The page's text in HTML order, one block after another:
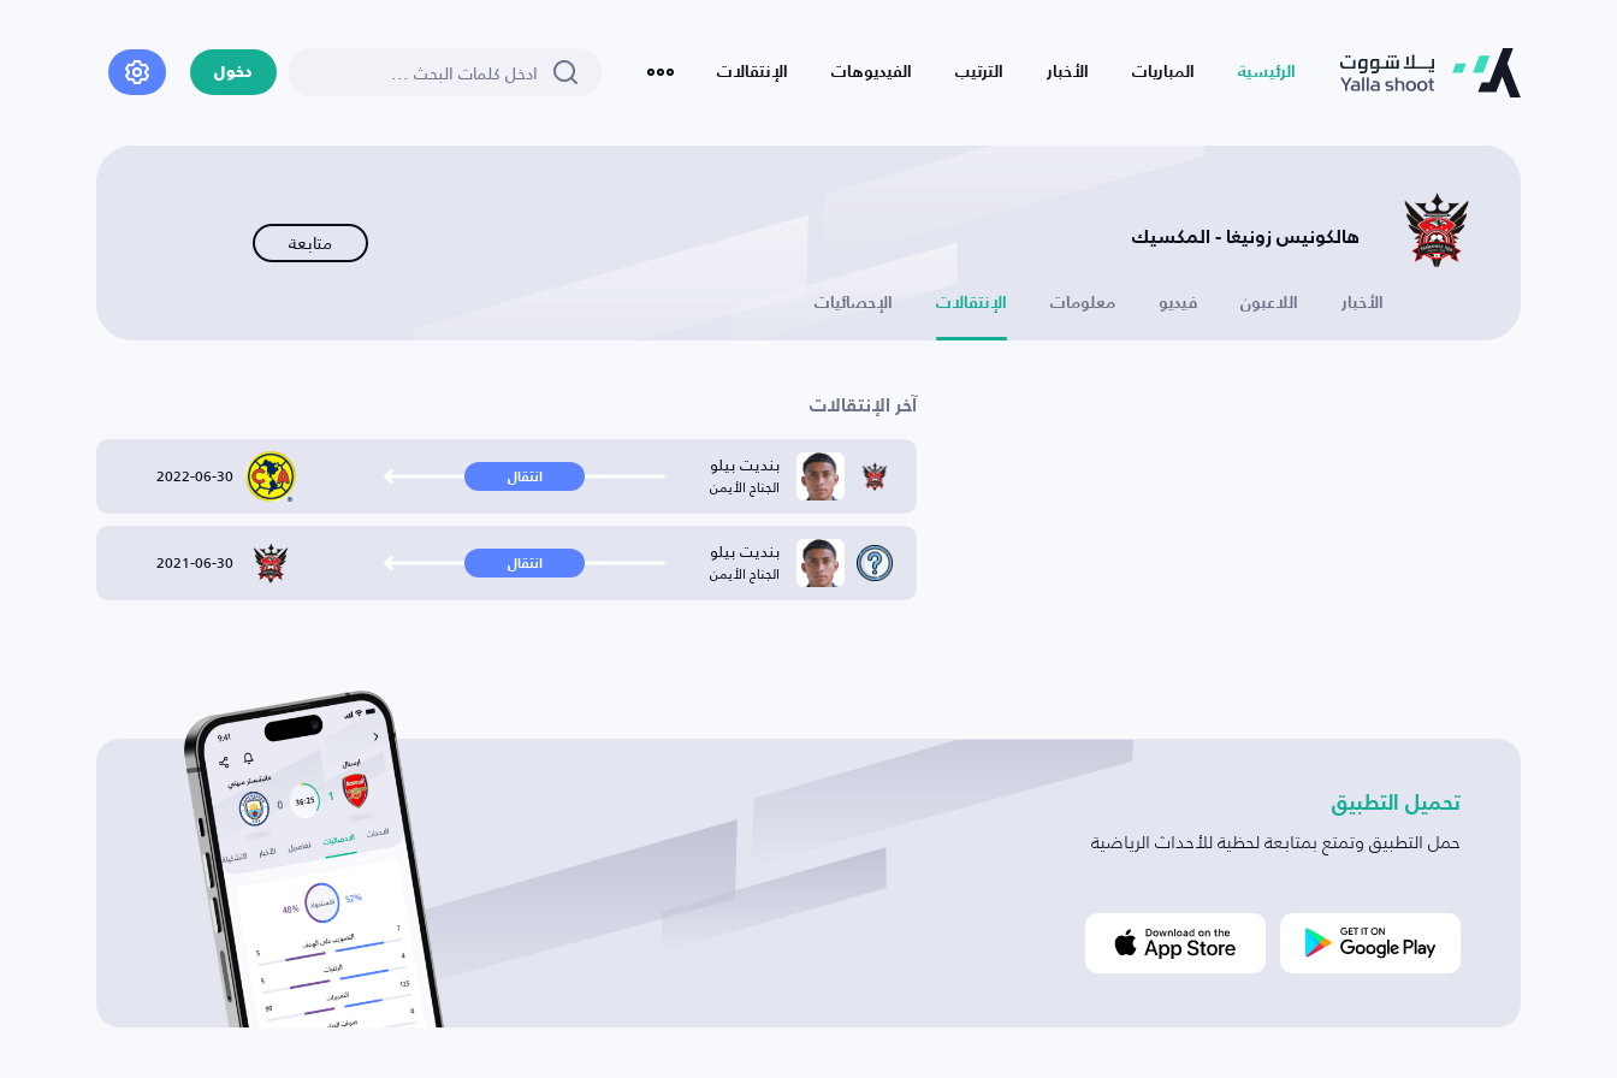
الرئيسية المباريات الأخبار الترتيب الفيديوهات الإنتقالات دخول
هالكونيس زونيغا - المكسيك متابعة
الأخبار اللاعبون فيديو معلومات الإنتقالات الإحصائيات
آخر الإنتقالات
بنديت بيلو
الجناح الأيمن انتقال 2022-06-30
بنديت بيلو
الجناح الأيمن انتقال 2021-06-30
تحميل التطبيق
حمل التطبيق وتمتع بمتابعة لحظية للأحداث الرياضية